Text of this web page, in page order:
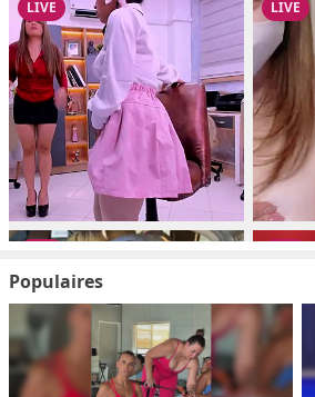
Populaires